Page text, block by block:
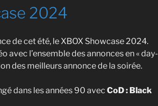
2024
de cet été, le XBOX Showcase 2024.
l’ensemble des annonces en « day-
des meilleurs annonce de la soirée.
dans les années 90 avec CoD : Black